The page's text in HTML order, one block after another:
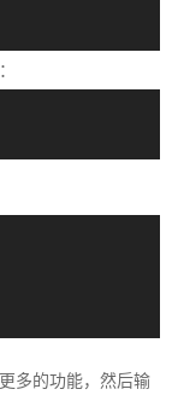
多的功能，然后输